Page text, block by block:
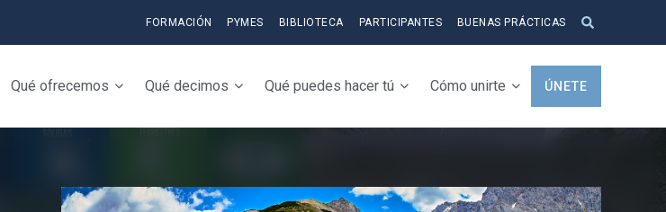
FORMACIÓN PYMES BIBLIOTECA PARTICIPANTES BUENAS PRÁCTICAS
Qué ofrecemos Qué decimos Qué puedes hacer tú Cómo unirte ÚNETE